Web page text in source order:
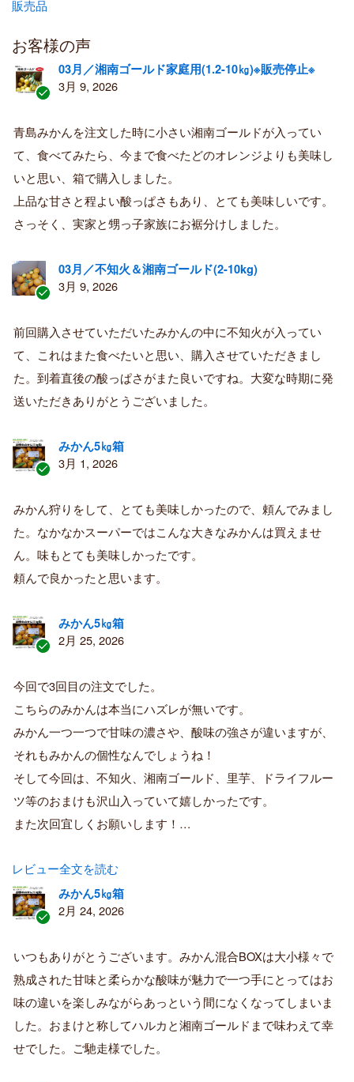
販売品
お客様の声
証
済
み
購
者
03月／湘南ゴールド家庭用(1.2-10㎏)※販売停止※
3月 9, 2026
青島みかんを注文した時に小さい湘南ゴールドが入ってい
て、食べてみたら、今まで食べたどのオレンジよりも美味し
いと思い、箱で購入しました。
上品な甘さと程よい酸っぱさもあり、とても美味しいです。
さっそく、実家と甥っ子家族にお裾分けしました。
証
済
み
購
者
03月／不知火＆湘南ゴールド(2-10kg)
3月 9, 2026
前回購入させていただいたみかんの中に不知火が入ってい
て、これはまた食べたいと思い、購入させていただきまし
た。到着直後の酸っぱさがまた良いですね。大変な時期に発
送いただきありがとうございました。
証
済
み
購
者
みかん5㎏箱
3月 1, 2026
みかん狩りをして、とても美味しかったので、頼んでみまし
た。なかなかスーパーではこんな大きなみかんは買えませ
ん。味もとても美味しかったです。
頼んで良かったと思います。
証
済
み
購
者
みかん5㎏箱
2月 25, 2026
今回で3回目の注文でした。
こちらのみかんは本当にハズレが無いです。
みかん一つ一つで甘味の濃さや、酸味の強さが違いますが、
それもみかんの個性なんでしょうね！
そして今回は、不知火、湘南ゴールド、里芋、ドライフルー
ツ等のおまけも沢山入っていて嬉しかったです。
また次回宜しくお願いします！…
レビュー全文を読む
証
済
み
購
者
みかん5㎏箱
2月 24, 2026
いつもありがとうございます。みかん混合BOXは大小様々で
熟成された甘味と柔らかな酸味が魅力で一つ手にとってはお
味の違いを楽しみながらあっという間になくなってしまいま
した。おまけと称してハルカと湘南ゴールドまで味わえて幸
せでした。ご馳走様でした。